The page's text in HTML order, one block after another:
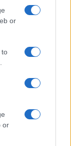
or
to
or
72enne
rischi
L’ombra
saluto a
segna un